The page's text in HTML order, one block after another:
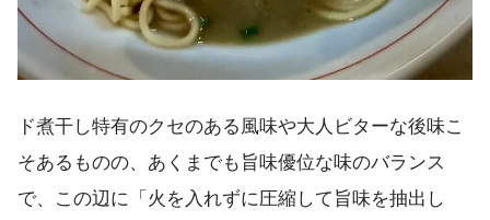
ド煮干し特有のクセのある風味や大人ビターな後味こ
そあるものの、あくまでも旨味優位な味のバランス
で、この辺に「火を入れずに圧縮して旨味を抽出し